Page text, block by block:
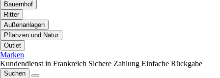
Bauernhof
Ritter
Außenanlagen
Pflanzen und Natur
Outlet
Marken
Kundendienst in Frankreich Sichere Zahlung Einfache Rückgabe
Suchen